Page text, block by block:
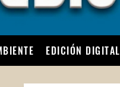
EDICIÓN DIGITAL